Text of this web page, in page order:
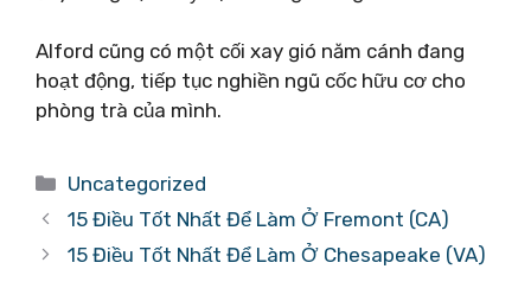
Alford cũng có một cối xay gió năm cánh đang
hoạt động, tiếp tục nghiền ngũ cốc hữu cơ cho
phòng trà của mình.
Danh
mục
Uncategorized
15 Điều Tốt Nhất Để Làm Ở Fremont (CA)
15 Điều Tốt Nhất Để Làm Ở Chesapeake (VA)